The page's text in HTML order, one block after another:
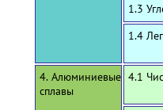
1.3
1.4
4. Алюминиевые
сплавы
4.1